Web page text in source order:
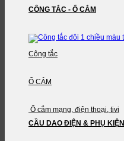
CÔNG TẮC - Ổ CẮM
Công tắc
Ổ CẮM
Ổ cắm mạng, điện thoại, tivi
CẦU DAO ĐIỆN & PHỤ KIỆN